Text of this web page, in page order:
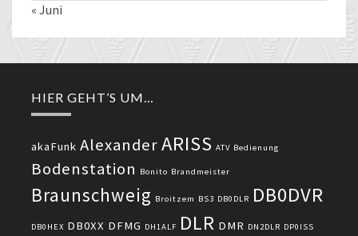
« Juni
HIER GEHT’S UM…
akaFunk AlexanderARISS ATV Bedienung
Bodenstation Bonito Brandmeister
Braunschweig Broitzem BS3 DB0DLR DB0DVR
DB0HEX DB0XX DFMG DH1ALF DLR DMR DN2DLR DP0ISS